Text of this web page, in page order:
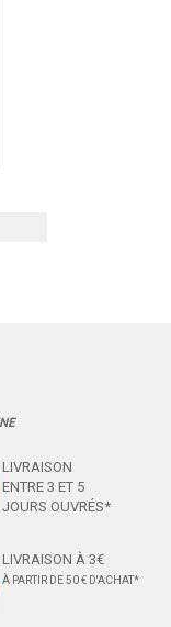
LIVRAISON
ENTRE 3 ET 5
JOURS OUVRÉS*
LIVRAISON À 3€
À PARTIR DE 50 € D'ACHAT*